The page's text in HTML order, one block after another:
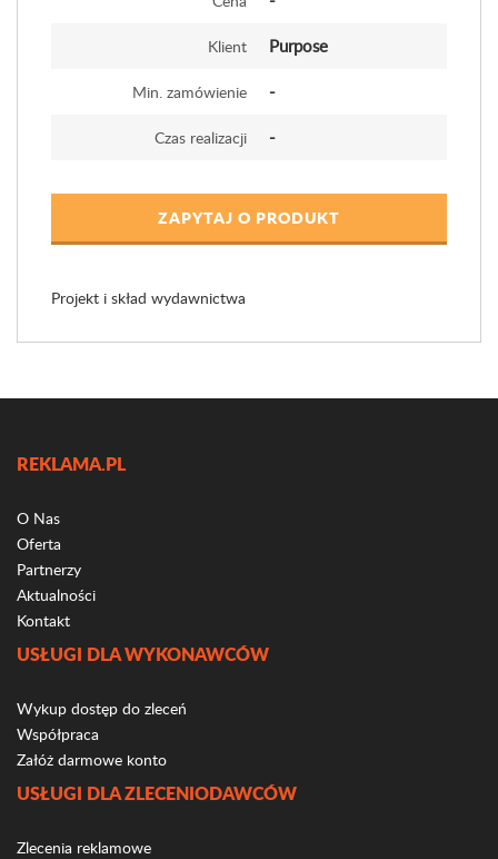
Klient Purpose
Min. zamówienie -
Czas realizacji -
ZAPYTAJ O PRODUKT
Projekt i skład wydawnictwa
REKLAMA.PL
O Nas
Oferta
Partnerzy
Aktualności
Kontakt
USŁUGI DLA WYKONAWCÓW
Wykup dostęp do zleceń
Współpraca
Załóż darmowe konto
USŁUGI DLA ZLECENIODAWCÓW
Zlecenia reklamowe